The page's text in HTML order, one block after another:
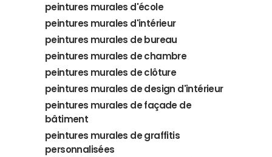
peintures murales d'école
peintures murales d'intérieur
peintures murales de bureau
peintures murales de chambre
peintures murales de clôture
peintures murales de design d'intérieur
peintures murales de façade de
bâtiment
peintures murales de graffitis
personnalisées